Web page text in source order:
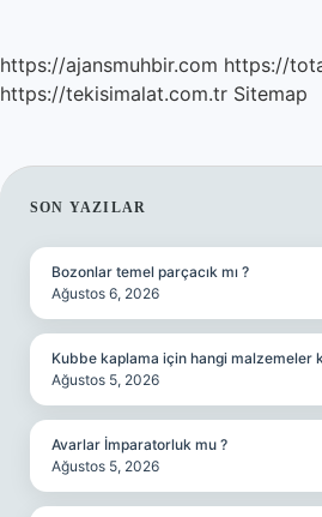
https://ajansmuhbir.com https://
https://tekisimalat.com.tr Sitemap
SIDEBAR
SON YAZILAR
Bozonlar temel parçacık mı ?
Ağustos 6, 2026
Kubbe kaplama için hangi malzemeler
Ağustos 5, 2026
Avarlar İmparatorluk mu ?
Ağustos 5, 2026